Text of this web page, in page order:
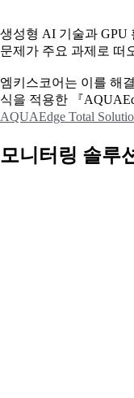
생성형 AI 기술과 GPU
문제가 주요 과제로 떠
엠키스코어는 이를 해
식을 적용한 『
AQUAEdge Total
모니터링 솔루